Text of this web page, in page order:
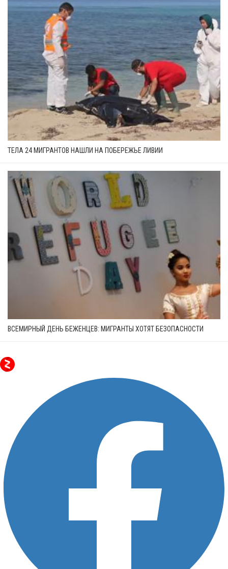
ТЕЛА 24 МИГРАНТОВ НАШЛИ НА ПОБЕРЕЖЬЕ ЛИВИИ
ВСЕМИРНЫЙ ДЕНЬ БЕЖЕНЦЕВ: МИГРАНТЫ ХОТЯТ БЕЗОПАСНОСТИ